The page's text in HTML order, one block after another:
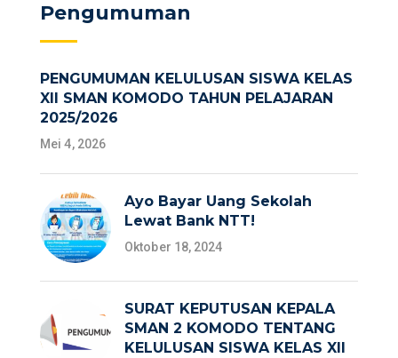
Pengumuman
PENGUMUMAN KELULUSAN SISWA KELAS
XII SMAN KOMODO TAHUN PELAJARAN
2025/2026
Mei 4, 2026
Ayo Bayar Uang Sekolah
Lewat Bank NTT!
Oktober 18, 2024
SURAT KEPUTUSAN KEPALA
SMAN 2 KOMODO TENTANG
KELULUSAN SISWA KELAS XII